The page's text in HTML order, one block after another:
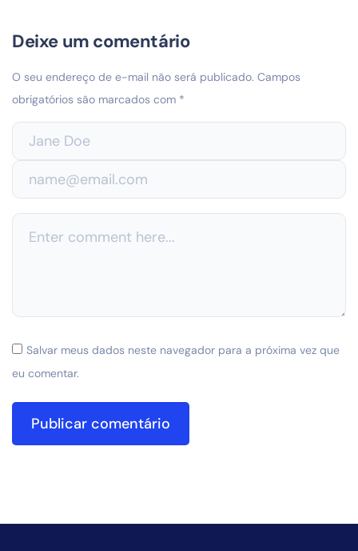
Deixe um comentário
O seu endereço de e-mail não será publicado. Campos
obrigatórios são marcados com *
Salvar meus dados neste navegador para a próxima vez que
eu comentar.